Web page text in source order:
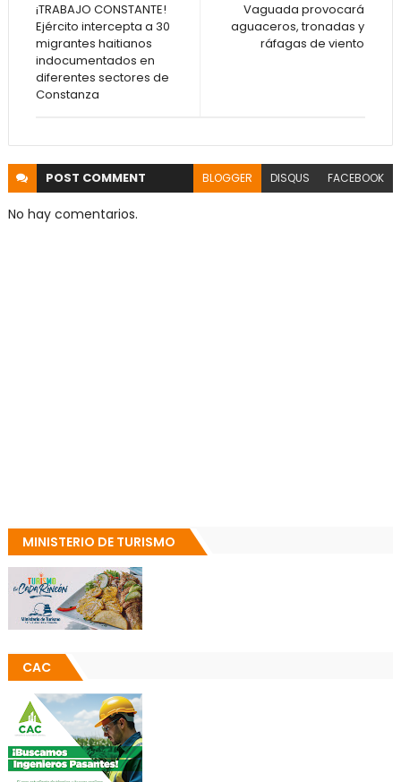
Vaguada provocará
aguaceros, tronadas y
ráfagas de viento
¡TRABAJO CONSTANTE!
Ejército intercepta a 30
migrantes haitianos
indocumentados en
diferentes sectores de
Constanza
POST COMMENT BLOGGER DISQUS FACEBOOK
No hay comentarios.
MINISTERIO DE TURISMO
CAC